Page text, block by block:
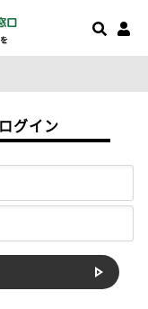
ログイン